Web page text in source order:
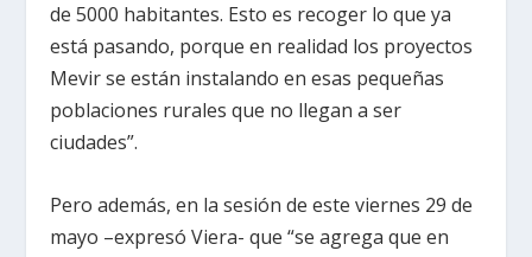
de 5000 habitantes. Esto es recoger lo que ya
está pasando, porque en realidad los proyectos
Mevir se están instalando en esas pequeñas
poblaciones rurales que no llegan a ser
ciudades”.
Pero además, en la sesión de este viernes 29 de
mayo –expresó Viera- que “se agrega que en